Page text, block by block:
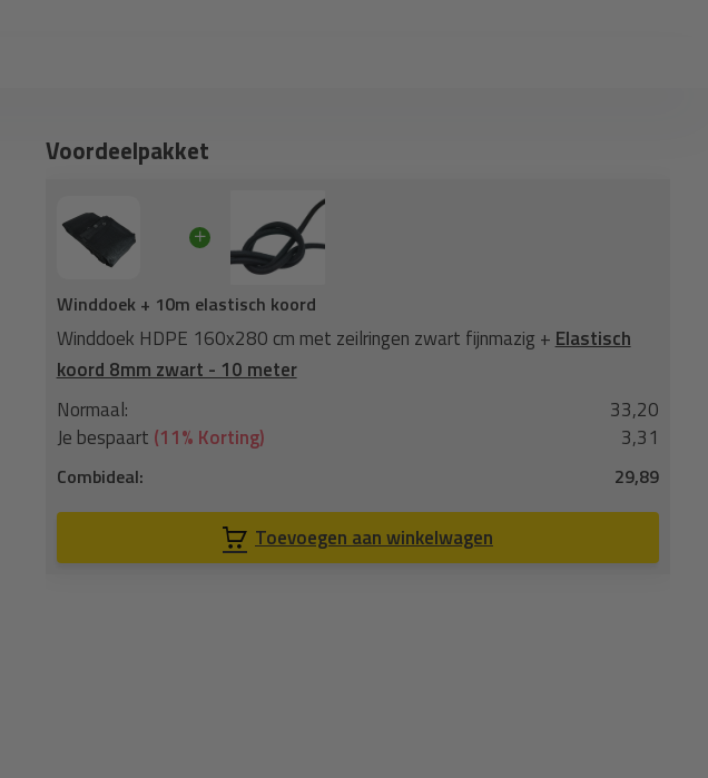
Voordeelpakket
Winddoek + 10m elastisch koord
Winddoek HDPE 160x280 cm met zeilringen zwart fijnmazig + Elastisch
koord 8mm zwart - 10 meter
Normaal:
33,20
Je bespaart (11% Korting) 3,31
Combideal: 29,89
Toevoegen aan winkelwagen